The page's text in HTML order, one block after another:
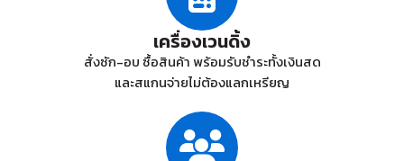
เครื่องเวนดิ้ง
สั่งซัก-อบ ซื้อสินค้า พร้อมรับชำระทั้งเงินสด
และสแกนจ่ายไม่ต้องแลกเหรียญ